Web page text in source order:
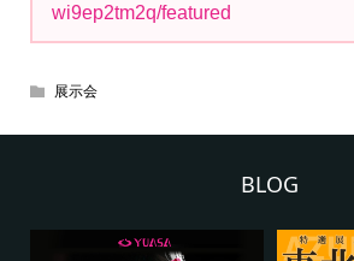
wi9ep2tm2q/featured
展示会
BLOG